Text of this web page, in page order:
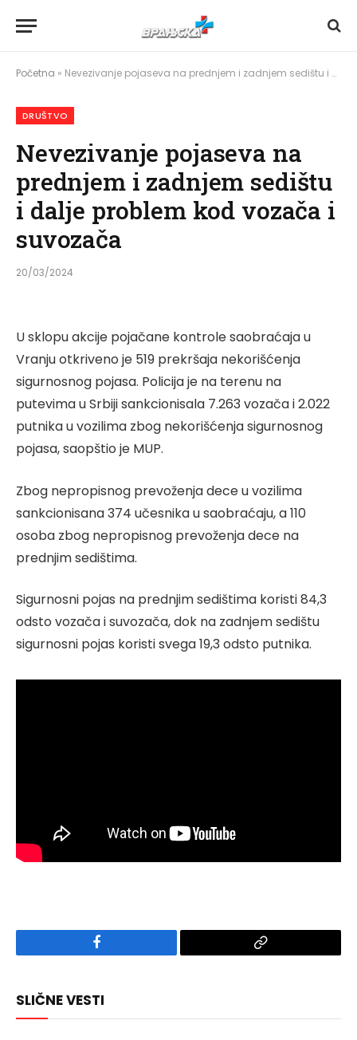
Početna » Nevezivanje pojaseva na prednjem i zadnjem sedištu i dalje problem kod vozača i suvozača
DRUŠTVO
Nevezivanje pojaseva na
prednjem i zadnjem sedištu
i dalje problem kod vozača i
suvozača
20/03/2024
U sklopu akcije pojačane kontrole saobraćaja u
Vranju otkriveno je 519 prekršaja nekorišćenja
sigurnosnog pojasa. Policija je na terenu na
putevima u Srbiji sankcionisala 7.263 vozača i 2.022
putnika u vozilima zbog nekorišćenja sigurnosnog
pojasa, saopštio je MUP.
Zbog nepropisnog prevoženja dece u vozilima
sankcionisana 374 učesnika u saobraćaju, a 110
osoba zbog nepropisnog prevoženja dece na
prednjim sedištima.
Sigurnosni pojas na prednjim sedištima koristi 84,3
odsto vozača i suvozača, dok na zadnjem sedištu
sigurnosni pojas koristi svega 19,3 odsto putnika.
Facebook
Copy
SLIČNE VESTI